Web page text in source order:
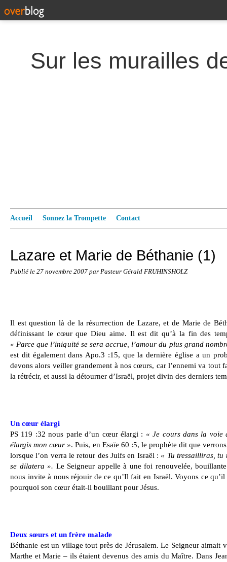
Accueil Sonnez la Trompette Contact
Lazare et Marie de Béthanie (1)
Publié le 27 novembre 2007 par Pasteur Gérald FRUHINSHOLZ
Il est question là de la résurrection de Lazare, et de Marie de
définissant le cœur que Dieu aime. Il est dit qu’à la fin des
« Parce que l’iniquité se sera accrue, l’amour du plus grand
est dit également dans Apo.3 :15, que la dernière église a un
devons alors veiller grandement à nos cœurs, car l’ennemi va tout
la rétrécir, et aussi la détourner d’Israël, projet divin des derniers
Un cœur élargi
PS 119 :32 nous parle d’un cœur élargi : « Je cours dans la voie
élargis mon cœur ». Puis, en Esaïe 60 :5, le prophète dit que
lorsque l’on verra le retour des Juifs en Israël :« Tu tressailliras,
se dilatera ». Le Seigneur appelle à une foi renouvelée,
nous invite à nous réjouir de ce qu’Il fait en Israël. Voyons ce
pourquoi son cœur était-il bouillant pour Jésus.
Deux sœurs et un frère malade
Béthanie est un village tout près de Jérusalem. Le Seigneur aimait
Marthe et Marie – ils étaient devenus des amis du Maître. Dans